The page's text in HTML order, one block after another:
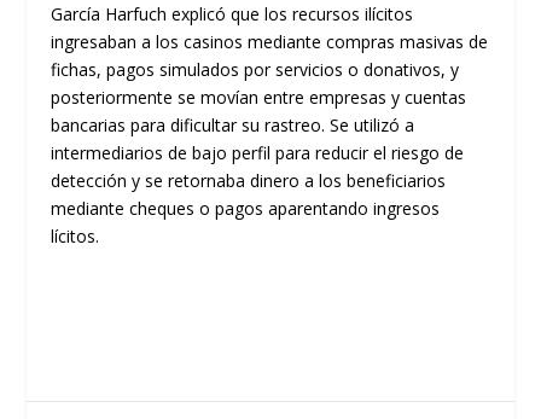
García Harfuch explicó que los recursos ilícitos
ingresaban a los casinos mediante compras masivas de
fichas, pagos simulados por servicios o donativos, y
posteriormente se movían entre empresas y cuentas
bancarias para dificultar su rastreo. Se utilizó a
intermediarios de bajo perfil para reducir el riesgo de
detección y se retornaba dinero a los beneficiarios
mediante cheques o pagos aparentando ingresos
lícitos.